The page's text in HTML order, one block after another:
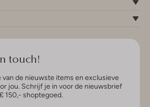
touch!
van de nieuwste items en exclusieve
jou. Schrijf je in voor de nieuwsbrief
150,- shoptegoed.